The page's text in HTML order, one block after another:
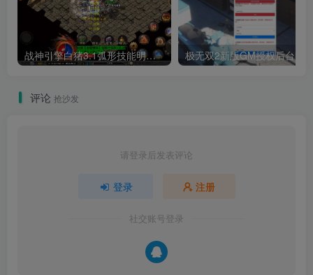
战神引擎白猪3.1弧形技能明文+道法站撸免授权版不绑定IP 极无双2新版GM授权后台明
评论 抢沙发
请登录后发表评论
登录 注册
社交账号登录